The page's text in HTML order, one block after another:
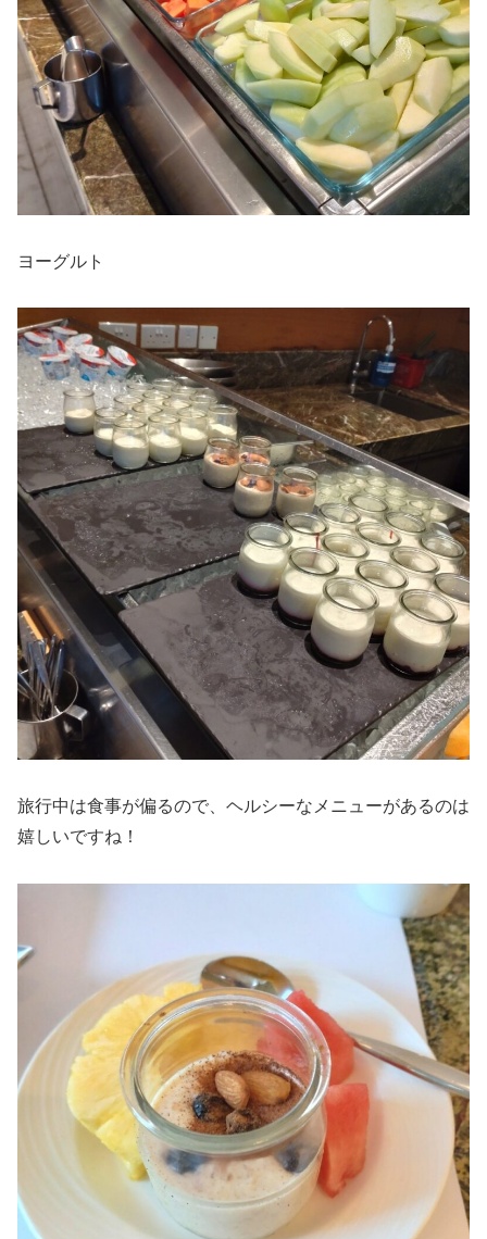
ヨーグルト
旅行中は食事が偏るので、ヘルシーなメニューがあるのは
嬉しいですね！